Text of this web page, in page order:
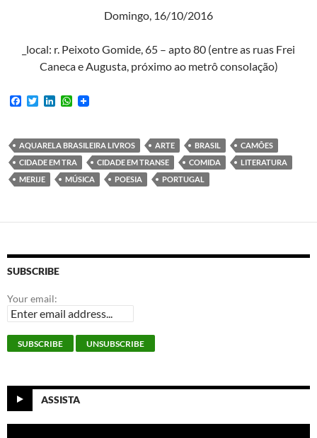
Domingo, 16/10/2016
_local: r. Peixoto Gomide, 65 – apto 80 (entre as ruas Frei
Caneca e Augusta, próximo ao metrô consolação)
F
b
o
o
k
T
t
e
r
e
d
I
n
W
s
A
p
p
AQUARELA BRASILEIRA LIVROS ARTE BRASIL
CAMÕES
CIDADE EM TRA
CIDADE EM TRANSE COMIDA
LITERATURA
MERIJE
MÚSICA POESIA PORTUGAL
SUBSCRIBE
Your email:
ASSISTA